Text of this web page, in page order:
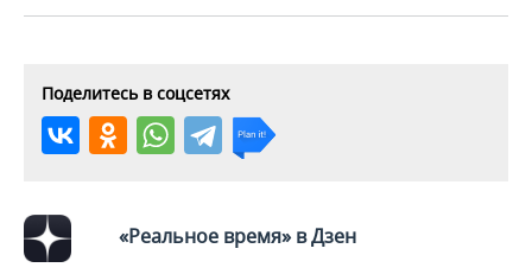
ФИГУРНОЕ КАТАНИЕ
ВОДНЫЕ ВИДЫ СПОРТА
ХОККЕЙ С МЯЧОМ
МЕДИЦИНА
ПРОИСШЕСТВИЯ
Поделитесь в соцсетях
«Реальное время» в Дзен